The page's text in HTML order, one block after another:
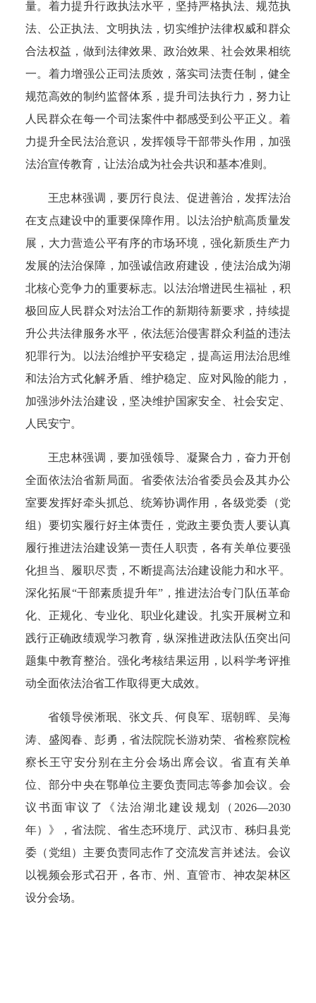
量。 着力提升行政执法水平， 坚持严格执法、规范执
法、公正执法、文明执法，切实维护法律权威和群众
合法权益，做到法律效果、政治效果、社会效果相统
一。 着力增强公正司法质效， 落实司法责任制，健全
规范高效的制约监督体系，提升司法执行力，努力让
人民群众在每一个司法案件中都感受到公平正义。 着
力提升全民法治意识， 发挥领导干部带头作用，加强
法治宣传教育，让法治成为社会共识和基本准则。
王忠林强调，要厉行良法、促进善治，发挥法治
在支点建设中的重要保障作用。以法治护航高质量发
展， 大力营造公平有序的市场环境，强化新质生产力
发展的法治保障，加强诚信政府建设，使法治成为湖
北核心竞争力的重要标志。
以法治增进民生福祉，积
极回应人民群众对法治工作的新期待新要求，持续提
升公共法律服务水平，依法惩治侵害群众利益的违法
犯罪行为。
以法治维护平安稳定，提高运用法治思维
和法治方式化解矛盾、维护稳定、应对风险的能力，
加强涉外法治建设，坚决维护国家安全、社会安定、
人民安宁。
王忠林强调，要加强领导、凝聚合力，奋力开创
全面依法治省新局面。 省委依法治省委员会及其办公
室要发挥好牵头抓总、统筹协调作用，各级党委（党
组）要切实履行好主体责任，党政主要负责人要认真
履行推进法治建设第一责任人职责，各有关单位要强
化担当、履职尽责，不断提高法治建设能力和水平。
深化拓展“干部素质提升年”，推进法治专门队伍革命
化、正规化、专业化、职业化建设。扎实开展树立和
践行正确政绩观学习教育，纵深推进政法队伍突出问
题集中教育整治。强化考核结果运用，以科学考评推
动全面依法治省工作取得更大成效。
省领导侯淅珉、张文兵、何良军、琚朝晖、吴海
涛、盛阅春、彭勇，省法院院长游劝荣、省检察院检
察长王守安分别在主分会场出席会议。省直有关单
位、部分中央在鄂单位主要负责同志等参加会议。会
议书面审议了《法治湖北建设规划（2026—2030
年）》，省法院、省生态环境厅、武汉市、秭归县党
委（党组）主要负责同志作了交流发言并述法。会议
以视频会形式召开，各市、州、直管市、神农架林区
设分会场。